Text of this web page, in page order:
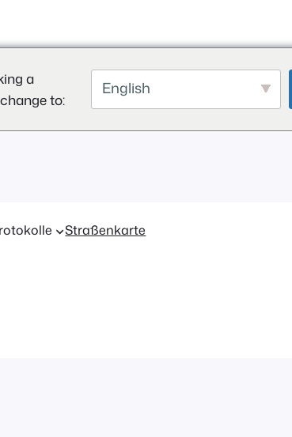
a
to:
English
Straßenkarte